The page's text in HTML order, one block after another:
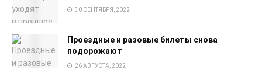
30 СЕНТЯБРЯ, 2022
Проездные и разовые билеты снова
подорожают
26 АВГУСТА, 2022